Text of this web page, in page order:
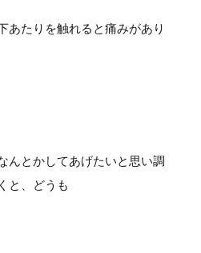
あたりを触れると痛みがあり
んとかしてあげたいと思い調
と、どうも